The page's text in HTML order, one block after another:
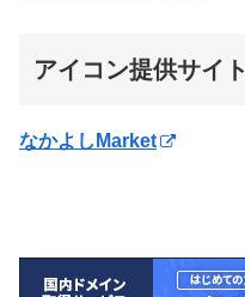
アイコン提供サイト
なかよしMarket